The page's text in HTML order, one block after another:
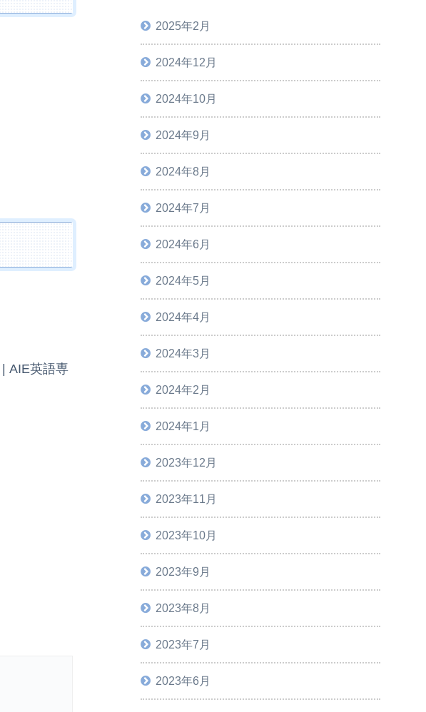
2025年2月
2024年12月
2024年10月
2024年9月
2024年8月
2024年7月
2024年6月
2024年5月
2024年4月
2024年3月
2024年2月
2024年1月
2023年12月
2023年11月
2023年10月
2023年9月
2023年8月
2023年7月
2023年6月